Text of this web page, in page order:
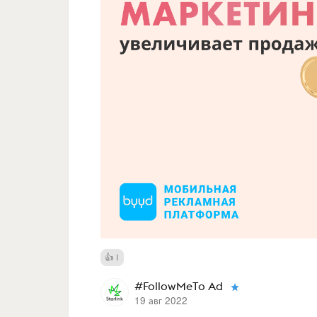
1
#FollowMeTo Ad
19 авг 2022